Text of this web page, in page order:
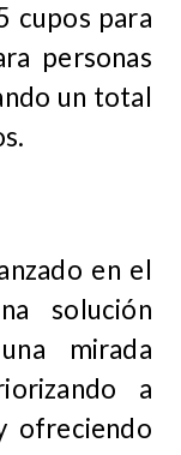
cupos para
personas
un total
en el
solución
mirada
a
ofreciendo